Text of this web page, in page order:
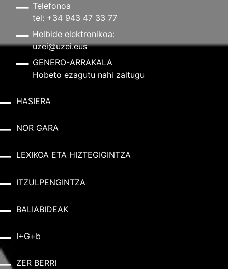
Telefonoa
tel: +34 943 47 33 77
Helbide elektronikoa:
uzei@uzei.eus
GENERO-ARRAKALA
Hobeto ezagutu nahi zaitugu
HASIERA
NOR GARA
LEXIKOA ETA HIZTEGIGINTZA
ITZULPENGINTZA
BALIABIDEAK
I+G+b
ZER BERRI